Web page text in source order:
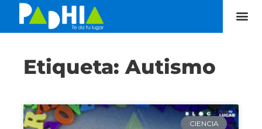
Etiqueta: Autismo
CIENCIA